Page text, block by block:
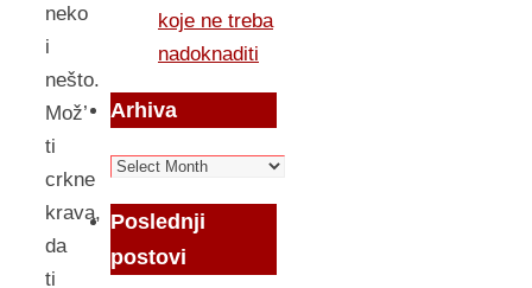
neko
i
nešto.
Mož’
ti
crkne
krava,
da
ti
koje ne treba
nadoknaditi
Arhiva
Arhiva
Poslednji
postovi